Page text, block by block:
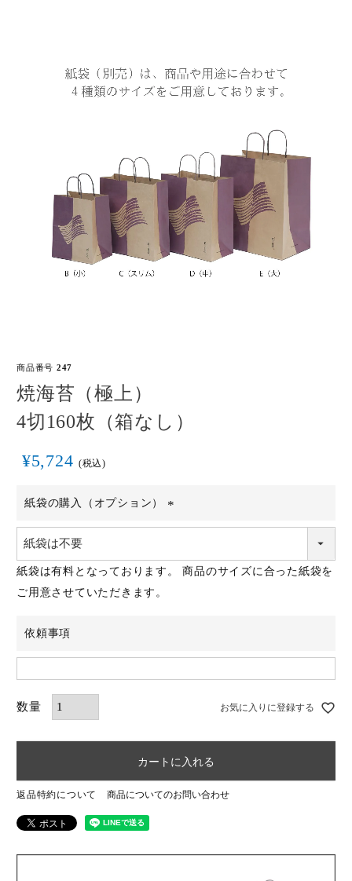
ご家庭用
海外発送
ご利用ガイド
お問い合わせ
商品番号 247
焼海苔（極上）
4切160枚（箱なし）
¥5,724 税込
紙袋の購入（オプション）
(必
紙袋は有料となっております。 商品のサイズに合った紙袋を
ご用意させていただきます。
依頼事項
お気に入りに登録する
カートに入れる
返品特約について 商品についてのお問い合わせ